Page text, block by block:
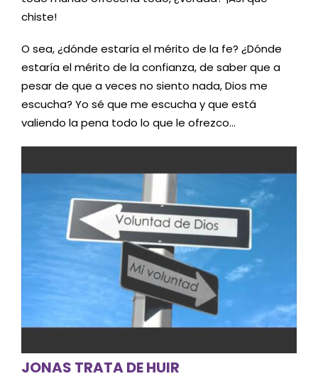
chiste!
O sea, ¿dónde estaría el mérito de la fe? ¿Dónde
estaría el mérito de la confianza, de saber que a
pesar de que a veces no siento nada, Dios me
escucha? Yo sé que me escucha y que está
valiendo la pena todo lo que le ofrezco…
JONAS TRATA DE HUIR